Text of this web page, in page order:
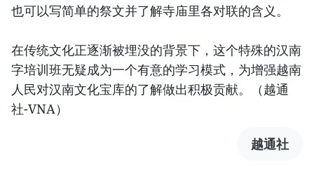
也可以写简单的祭文并了解寺庙里各对联的含义。
在传统文化正逐渐被埋没的背景下，这个特殊的汉南
字培训班无疑成为一个有意的学习模式，为增强越南
人民对汉南文化宝库的了解做出积极贡献。（越通
社-VNA）
越通社